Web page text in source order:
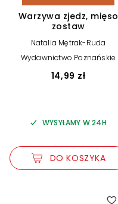
Warzywa zjedz, mięso
zostaw
Natalia Mętrak-Ruda
Wydawnictwo Poznańskie
14,99 zł
WYSYŁAMY W 24H
DO KOSZYKA